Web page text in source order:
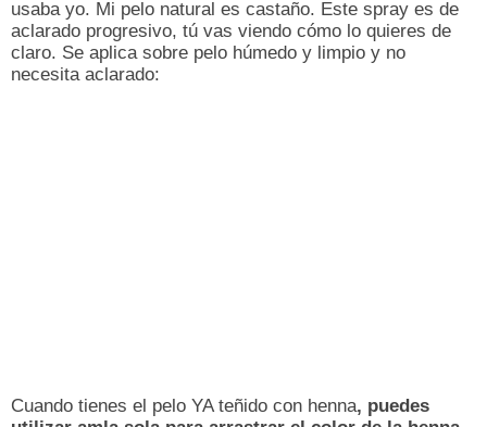
usaba yo. Mi pelo natural es castaño. Este spray es de
aclarado progresivo, tú vas viendo cómo lo quieres de
claro. Se aplica sobre pelo húmedo y limpio y no
necesita aclarado:
Cuando tienes el pelo YA teñido con henna, puedes